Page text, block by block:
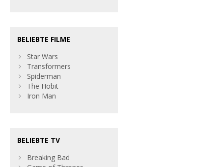
BELIEBTE FILME
Star Wars
Transformers
Spiderman
The Hobit
Iron Man
BELIEBTE TV
Breaking Bad